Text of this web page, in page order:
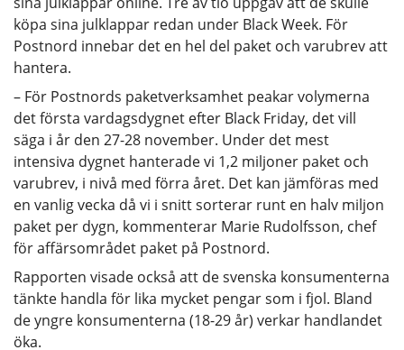
köpa sina julklappar redan under Black Week. För
Postnord innebar det en hel del paket och varubrev att
hantera.
– För Postnords paketverksamhet peakar volymerna
det första vardagsdygnet efter Black Friday, det vill
säga i år den 27-28 november. Under det mest
intensiva dygnet hanterade vi 1,2 miljoner paket och
varubrev, i nivå med förra året. Det kan jämföras med
en vanlig vecka då vi i snitt sorterar runt en halv miljon
paket per dygn, kommenterar Marie Rudolfsson, chef
för affärsområdet paket på Postnord.
Rapporten visade också att de svenska konsumenterna
tänkte handla för lika mycket pengar som i fjol. Bland
de yngre konsumenterna (18-29 år) verkar handlandet
öka.